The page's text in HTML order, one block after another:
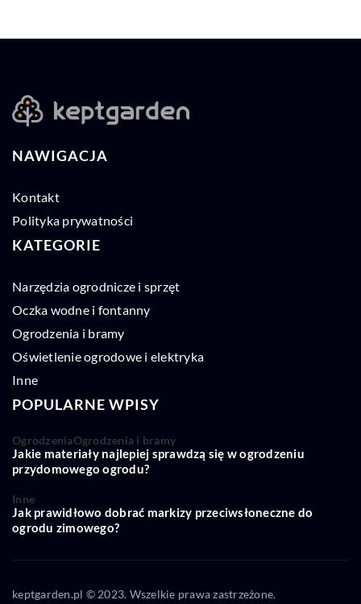
NAWIGACJA
Kontakt
Polityka prywatności
KATEGORIE
Narzędzia ogrodnicze i sprzęt
Oczka wodne i fontanny
Ogrodzenia i bramy
Oświetlenie ogrodowe i elektryka
Inne
POPULARNE WPISY
OgrodzeniaOgrodzenia i bramy
Jakie materiały najlepiej sprawdzą się w ogrodzeniu
przydomowego ogrodu?
Inne
Jak prawidłowo dobrać markizy przeciwsłoneczne do
ogrodu zimowego?
keptgarden.pl © 2023. Wszelkie prawa zastrzeżone.